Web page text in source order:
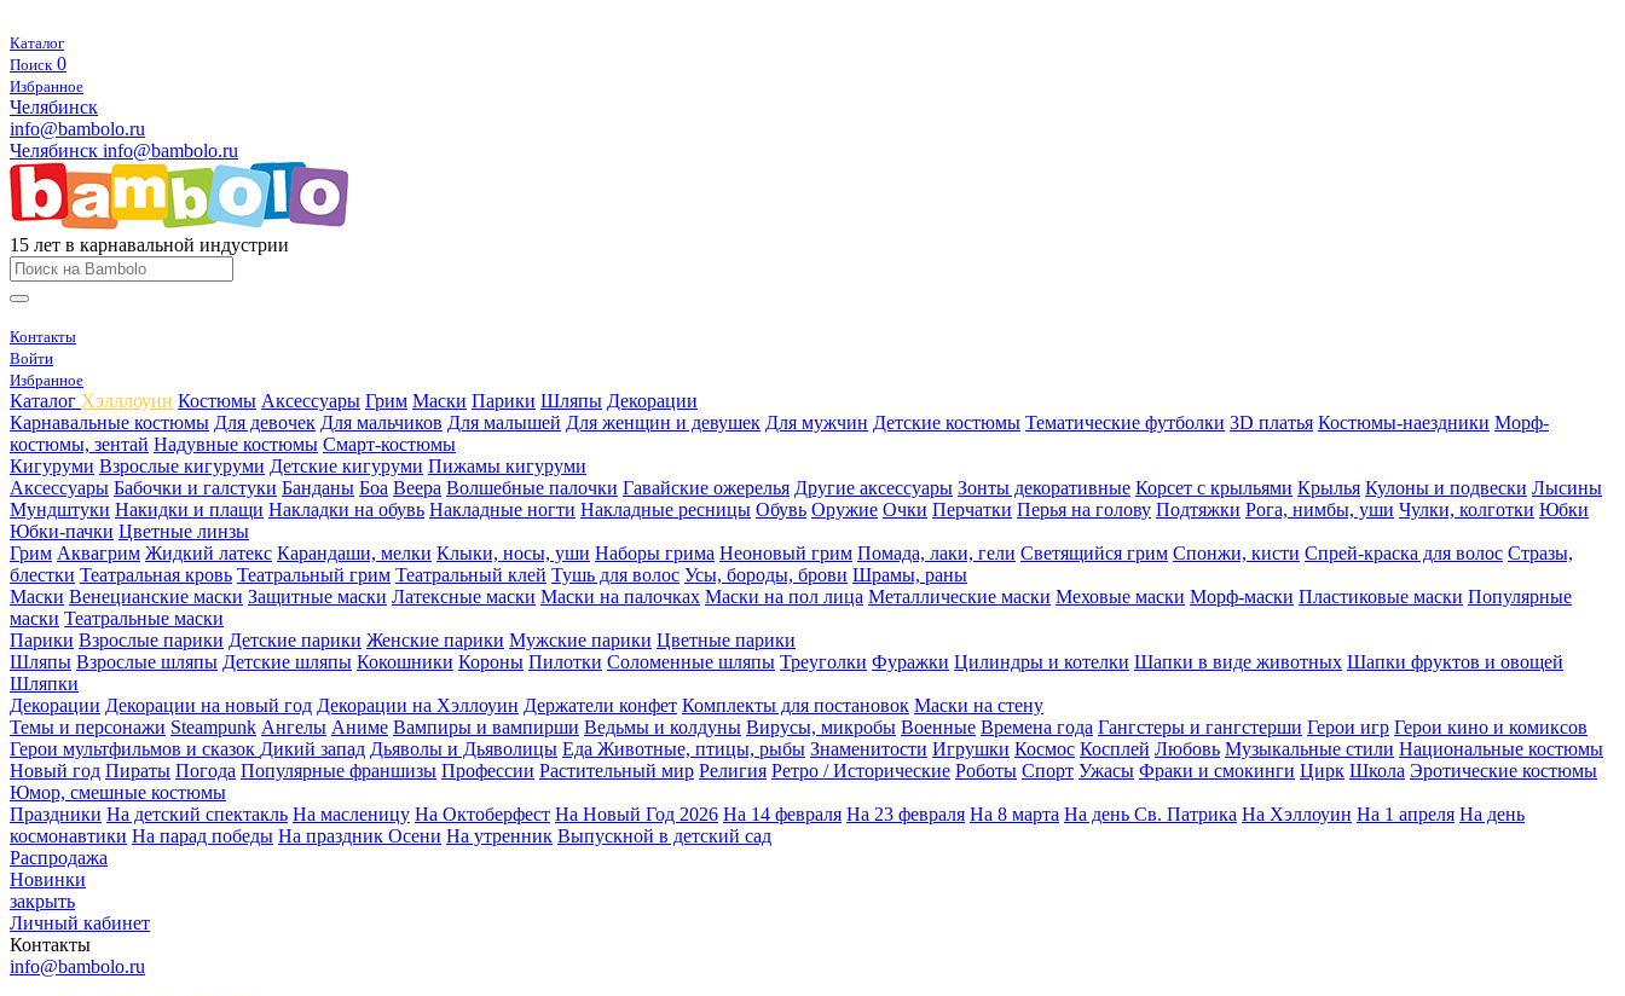
Каталог
Поиск 0
Избранное
Челябинск
info@bambolo.ru
Челябинск info@bambolo.ru
15 лет в карнавальной индустрии
Контакты
Войти
Избранное
Каталог Хэлллоуин Костюмы Аксессуары Грим Маски Парики Шляпы Декорации
Карнавальные костюмы Для девочек Для мальчиков Для малышей Для женщин и девушек Для мужчин Детские костюмы Тематические футболки 3D платья Костюмы-наездники Морф-
костюмы, зентай Надувные костюмы Смарт-костюмы
Кигуруми Взрослые кигуруми Детские кигуруми Пижамы кигуруми
Аксессуары Бабочки и галстуки Банданы Боа Веера Волшебные палочки Гавайские ожерелья Другие аксессуары Зонты декоративные Корсет с крыльями Крылья Кулоны и подвески Лысины
Мундштуки Накидки и плащи Накладки на обувь Накладные ногти Накладные ресницы Обувь Оружие Очки Перчатки Перья на голову Подтяжки Рога, нимбы, уши Чулки, колготки Юбки
Юбки-пачки Цветные линзы
Грим Аквагрим Жидкий латекс Карандаши, мелки Клыки, носы, уши Наборы грима Неоновый грим Помада, лаки, гели Светящийся грим Спонжи, кисти Спрей-краска для волос Стразы,
блестки Театральная кровь Театральный грим Театральный клей Тушь для волос Усы, бороды, брови Шрамы, раны
Маски Венецианские маски Защитные маски Латексные маски Маски на палочках Маски на пол лица Металлические маски Меховые маски Морф-маски Пластиковые маски Популярные
маски Театральные маски
Парики Взрослые парики Детские парики Женские парики Мужские парики Цветные парики
Шляпы Взрослые шляпы Детские шляпы Кокошники Короны Пилотки Соломенные шляпы Треуголки Фуражки Цилиндры и котелки Шапки в виде животных Шапки фруктов и овощей
Шляпки
Декорации Декорации на новый год Декорации на Хэллоуин Держатели конфет Комплекты для постановок Маски на стену
Темы и персонажи Steampunk Ангелы Аниме Вампиры и вампирши Ведьмы и колдуны Вирусы, микробы Военные Времена года Гангстеры и гангстерши Герои игр Герои кино и комиксов
Герои мультфильмов и сказок Дикий запад Дьяволы и Дьяволицы Еда Животные, птицы, рыбы Знаменитости Игрушки Космос Косплей Любовь Музыкальные стили Национальные костюмы
Новый год Пираты Погода Популярные франшизы Профессии Растительный мир Религия Ретро / Исторические Роботы Спорт Ужасы Фраки и смокинги Цирк Школа Эротические костюмы
Юмор, смешные костюмы
Праздники На детский спектакль На масленицу На Октоберфест На Новый Год 2026 На 14 февраля На 23 февраля На 8 марта На день Св. Патрика На Хэллоуин На 1 апреля На день
космонавтики На парад победы На праздник Осени На утренник Выпускной в детский сад
Распродажа
Новинки
закрыть
Личный кабинет
Контакты
info@bambolo.ru